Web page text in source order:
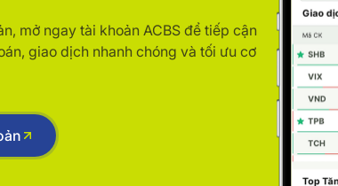
mở ngay tài khoản ACBS để tiếp cận
giao dịch nhanh chóng và tối ưu cơ